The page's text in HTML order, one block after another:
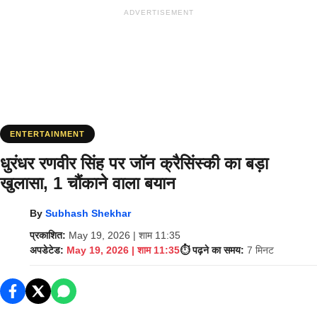
ADVERTISEMENT
ENTERTAINMENT
धुरंधर रणवीर सिंह पर जॉन क्रैसिंस्की का बड़ा
खुलासा, 1 चौंकाने वाला बयान
By Subhash Shekhar
प्रकाशित: May 19, 2026 | शाम 11:35
अपडेटेड: May 19, 2026 | शाम 11:35⏱️ पढ़ने का समय: 7 मिनट